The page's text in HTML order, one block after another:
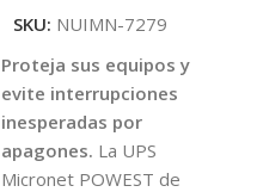
SKU: NUIMN-7279
Proteja sus equipos y
evite interrupciones
inesperadas por
apagones. La UPS
Micronet POWEST de